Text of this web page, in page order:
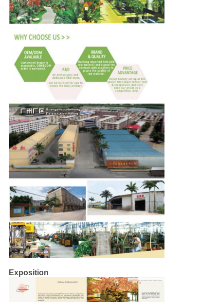
Exposition